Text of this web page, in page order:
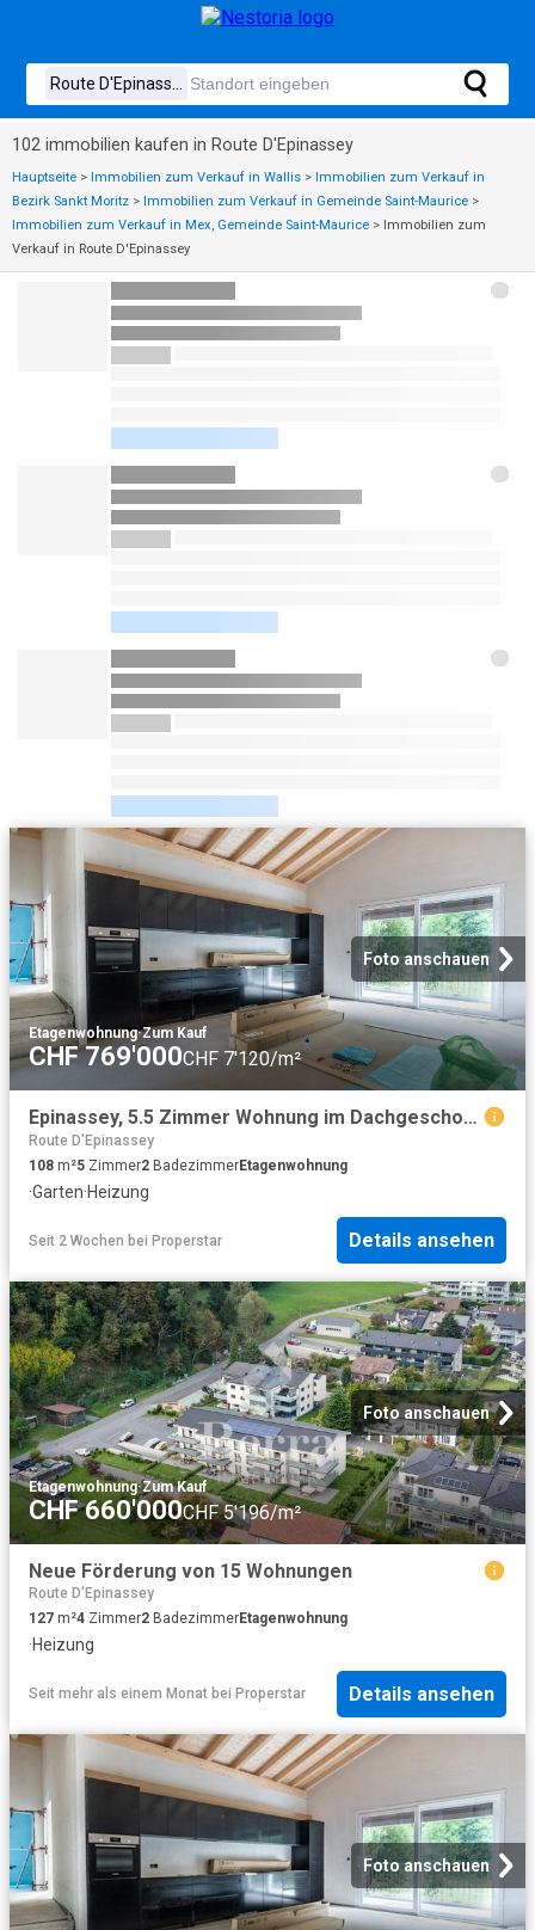
102 immobilien kaufen in Route D'Epinassey
Hauptseite > Immobilien zum Verkauf in Wallis > Immobilien zum Verkauf in
Bezirk Sankt Moritz > Immobilien zum Verkauf in Gemeinde Saint-Maurice >
Immobilien zum Verkauf in Mex, Gemeinde Saint-Maurice > Immobilien zum
Verkauf in Route D'Epinassey
Foto anschauen
Etagenwohnung·Zum Kauf
CHF 769'000CHF 7'120/m²
Epinassey, 5.5 Zimmer Wohnung im Dachgeschoss
Route D'Epinassey
108 m²5 Zimmer2 BadezimmerEtagenwohnung
·Garten·Heizung
Seit 2 Wochen bei Properstar Details ansehen
Foto anschauen
Etagenwohnung·Zum Kauf
CHF 660'000CHF 5'196/m²
Neue Förderung von 15 Wohnungen
Route D'Epinassey
127 m²4 Zimmer2 BadezimmerEtagenwohnung
·Heizung
Seit mehr als einem Monat bei Properstar Details ansehen
Foto anschauen